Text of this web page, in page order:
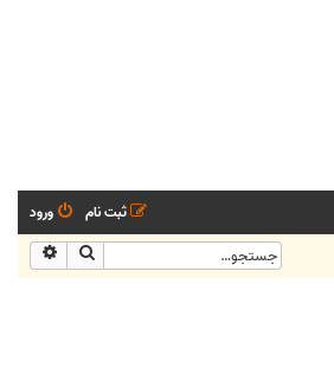
ورود
ثبت نام
جستجو